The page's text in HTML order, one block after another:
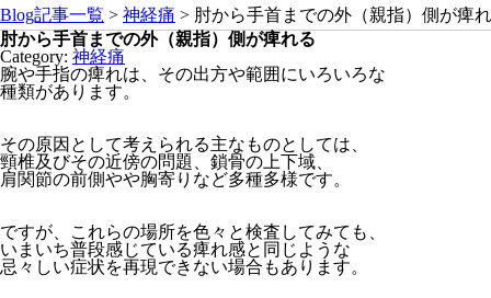
Blog記事一覧 > 神経痛 > 肘から手首までの外（親指）側が痺
肘から手首までの外（親指）側が痺れる
Category: 神経痛
腕や手指の痺れは、その出方や範囲にいろいろな
種類があります。
その原因として考えられる主なものとしては、
頸椎及びその近傍の問題、鎖骨の上下域、
肩関節の前側やや胸寄りなど多種多様です。
ですが、これらの場所を色々と検査してみても、
いまいち普段感じている痺れ感と同じような
忌々しい症状を再現できない場合もあります。